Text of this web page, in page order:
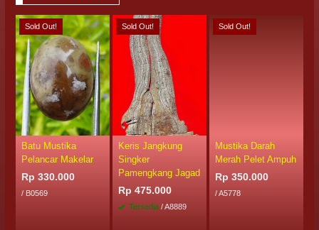
Sold Out!
Batu Mustika
Pelancar Makelar
Rp 330.000
/ B0569
Sold Out!
Keris Jangkung
Singker
Pamengkang Jagad
Rp 475.000
Tersedia / A8889
Sold Out!
Mustika Darah
Merah Pelet Ampuh
Rp 350.000
/ A5778